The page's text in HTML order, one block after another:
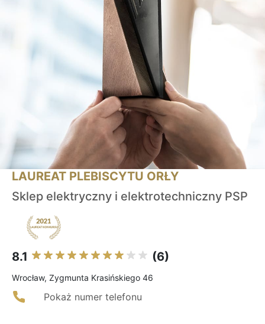
LAUREAT PLEBISCYTU ORŁY
Sklep elektryczny i elektrotechniczny PSP
8.1 (6)
Wrocław, Zygmunta Krasińskiego 46
Pokaż numer telefonu